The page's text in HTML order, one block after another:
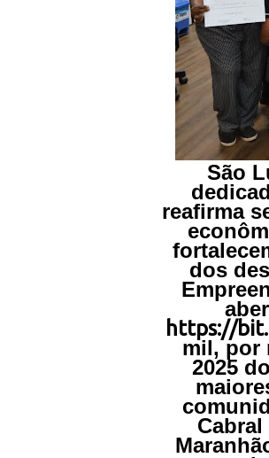
São
reafirma
dos
https://
mil, por
2025